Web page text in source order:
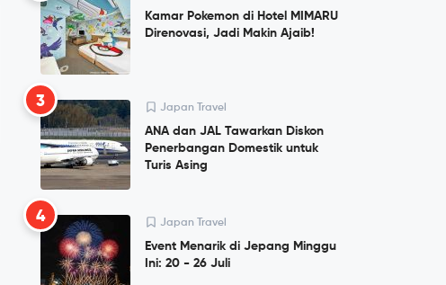
Kamar Pokemon di Hotel MIMARU
Direnovasi, Jadi Makin Ajaib!
3 Japan Travel
ANA dan JAL Tawarkan Diskon
Penerbangan Domestik untuk
Turis Asing
4 Japan Travel
Event Menarik di Jepang Minggu
Ini: 20 - 26 Juli